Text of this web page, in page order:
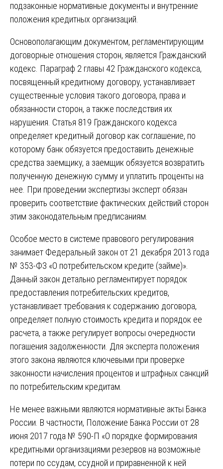
подзаконные нормативные документы и внутренние
положения кредитных организаций.
Основополагающим документом, регламентирующим
договорные отношения сторон, является Гражданский
кодекс. Параграф 2 главы 42 Гражданского кодекса,
посвященный кредитному договору, устанавливает
существенные условия такого договора, права и
обязанности сторон, а также последствия их
нарушения. Статья 819 Гражданского кодекса
определяет кредитный договор как соглашение, по
которому банк обязуется предоставить денежные
средства заемщику, а заемщик обязуется возвратить
полученную денежную сумму и уплатить проценты на
нее. При проведении экспертизы эксперт обязан
проверить соответствие фактических действий сторон
этим законодательным предписаниям.
Особое место в системе правового регулирования
занимает Федеральный закон от 21 декабря 2013 года
№ 353-ФЗ «О потребительском кредите (займе)».
Данный закон детально регламентирует порядок
предоставления потребительских кредитов,
устанавливает требования к содержанию договора,
определяет полную стоимость кредита и порядок ее
расчета, а также регулирует вопросы очередности
погашения задолженности. Для эксперта положения
этого закона являются ключевыми при проверке
законности начисления процентов и штрафных санкций
по потребительским кредитам.
Не менее важными являются нормативные акты Банка
России. В частности, Положение Банка России от 28
июня 2017 года № 590-П «О порядке формирования
кредитными организациями резервов на возможные
потери по ссудам, ссудной и приравненной к ней